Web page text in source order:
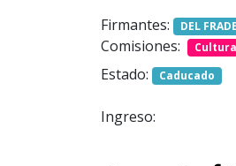
Firmantes:
DEL FRADE
Comisiones: Cultura
Estado: Caducado
Ingreso: